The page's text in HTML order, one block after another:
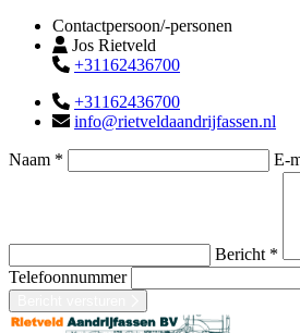
Contactpersoon/-personen
Jos Rietveld
+31162436700
+31162436700
info@rietveldaandrijfassen.nl
Naam * E-
Bericht *
Telefoonnummer